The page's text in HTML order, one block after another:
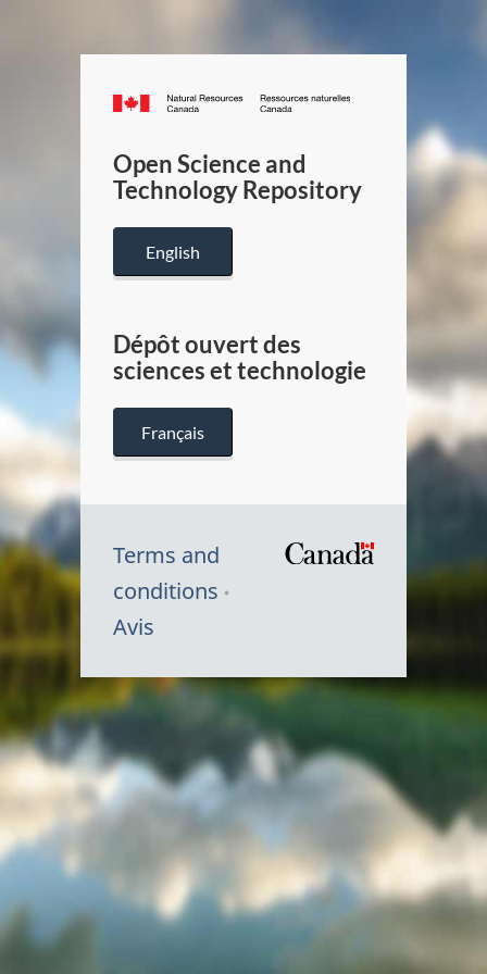
Canada.ca
/
Canada
Open Science and
Technology Repository
English
Dépôt ouvert des
sciences et technologie
Français
Terms and
conditions
Avis
Symbole
du